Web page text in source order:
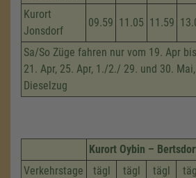
Kurort
Jonsdorf
09.59 11.05 11.59
Sa/So Züge fahren nur vom 19. Apr
21. Apr, 25. Apr, 1./2./ 29. und 30.
Dieselzug
Kurort Oybin –
Verkehrstage
tägl tägl tägl